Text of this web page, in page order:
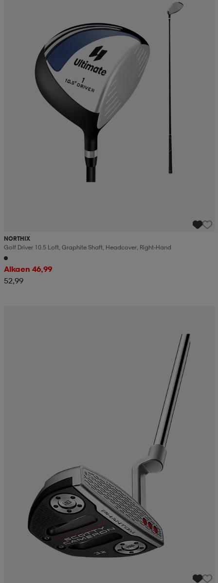
NORTHIX
Golf Driver 10.5 Loft, Graphite Shaft, Headcover, Right-Hand
Alkaen 46,99
52,99